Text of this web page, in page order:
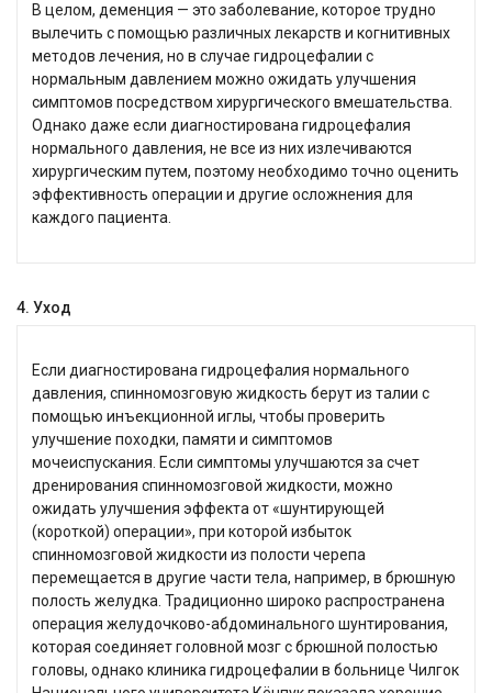
В целом, деменция — это заболевание, которое трудно
вылечить с помощью различных лекарств и когнитивных
методов лечения, но в случае гидроцефалии с
нормальным давлением можно ожидать улучшения
симптомов посредством хирургического вмешательства.
Однако даже если диагностирована гидроцефалия
нормального давления, не все из них излечиваются
хирургическим путем, поэтому необходимо точно оценить
эффективность операции и другие осложнения для
каждого пациента.
4. Уход
Если диагностирована гидроцефалия нормального
давления, спинномозговую жидкость берут из талии с
помощью инъекционной иглы, чтобы проверить
улучшение походки, памяти и симптомов
мочеиспускания. Если симптомы улучшаются за счет
дренирования спинномозговой жидкости, можно
ожидать улучшения эффекта от «шунтирующей
(короткой) операции», при которой избыток
спинномозговой жидкости из полости черепа
перемещается в другие части тела, например, в брюшную
полость желудка. Традиционно широко распространена
операция желудочково-абдоминального шунтирования,
которая соединяет головной мозг с брюшной полостью
головы, однако клиника гидроцефалии в больнице Чилгок